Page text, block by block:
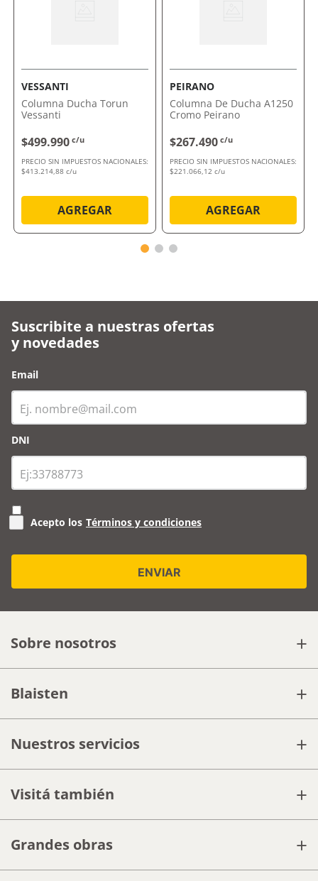
VESSANTI
Columna Ducha Torun
Vessanti
$499.990 c/u
PRECIO SIN IMPUESTOS NACIONALES:
$413.214,88 c/u
AGREGAR
PEIRANO
Columna De Ducha A1250
Cromo Peirano
$267.490 c/u
PRECIO SIN IMPUESTOS NACIONALES:
$221.066,12 c/u
AGREGAR
Suscribite a nuestras ofertas
y novedades
Email
DNI
Acepto los Términos y condiciones
Sobre nosotros +
Blaisten +
Nuestros servicios +
Visitá también +
Grandes obras +